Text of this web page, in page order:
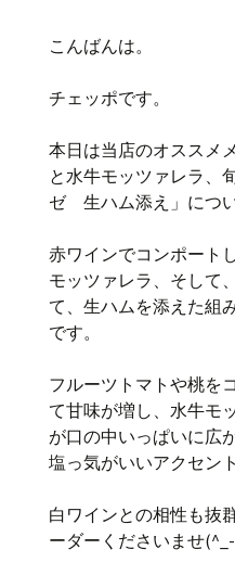
こんばんは。
チェッポです。
本日は当店のオススメ
と水牛モッツァレラ、
ゼ 生ハム添え」につ
赤ワインでコンポート
モッツァレラ、そして
て、生ハムを添えた組
です。
フルーツトマトや桃を
て甘味が増し、水牛モ
が口の中いっぱいに広
塩っ気がいいアクセン
白ワインとの相性も抜
ーダーくださいませ